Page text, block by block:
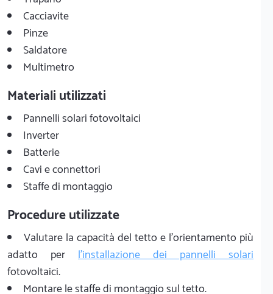
Cacciavite
Pinze
Saldatore
Multimetro
Materiali utilizzati
Pannelli solari fotovoltaici
Inverter
Batterie
Cavi e connettori
Staffe di montaggio
Procedure utilizzate
Valutare la capacità del tetto e l'orientamento più
adatto per l'installazione dei pannelli solari
fotovoltaici.
Montare le staffe di montaggio sul tetto.